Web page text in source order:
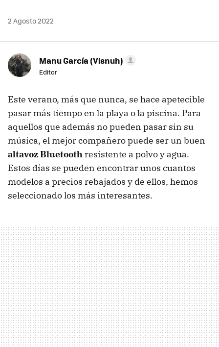
2 Agosto 2022
Manu García (Visnuh)
Editor
Este verano, más que nunca, se hace apetecible
pasar más tiempo en la playa o la piscina. Para
aquellos que además no pueden pasar sin su
música, el mejor compañero puede ser un buen
altavoz Bluetooth resistente a polvo y agua.
Estos días se pueden encontrar unos cuantos
modelos a precios rebajados y de ellos, hemos
seleccionado los más interesantes.